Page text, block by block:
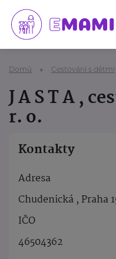
Domů Cestování s dětmi
J A S T A ,
r. o.
Kontakty
Adresa
Chudenická , Praha
IČO
46504362